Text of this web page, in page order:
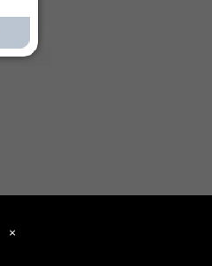
×